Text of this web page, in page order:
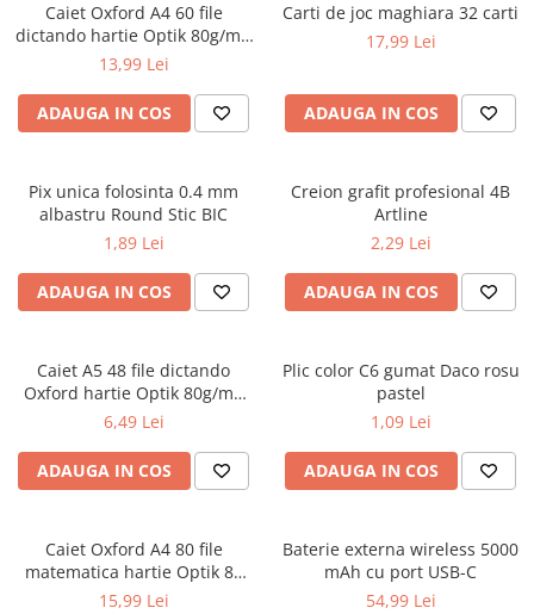
Caiete muzică
Caiete geografie și biologie
Caiete foi veline
Vocabulare
Blocuri de desen școlare
Hârtie pentru lucru manual
Accesorii geometrie și matematică
Rigle și Echere
Compasuri
Truse geometrie
Socotitori și bețisoare pentru
numărat
Ghiozdane și rucsacuri
Rucsacuri școlare și casual
Ghiozdane pentru grădinită
Caiet Oxford A4 60 file
dictando hartie Optik 80g/mp
Touch Pastel
13,99 Lei
ADAUGA IN COS
Carti de joc maghiara 32 carti
17,99 Lei
ADAUGA IN COS
Pix unica folosinta 0.4 mm
albastru Round Stic BIC
1,89 Lei
ADAUGA IN COS
Creion grafit profesional 4B
Artline
2,29 Lei
ADAUGA IN COS
Caiet A5 48 file dictando
Oxford hartie Optik 80g/mp
diverse culori
6,49 Lei
ADAUGA IN COS
Plic color C6 gumat Daco rosu
pastel
1,09 Lei
ADAUGA IN COS
Caiet Oxford A4 80 file
matematica hartie Optik 80
g/mp motiv Teenager
15,99 Lei
Baterie externa wireless 5000
mAh cu port USB-C
54,99 Lei